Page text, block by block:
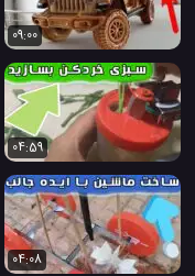
09:00
04:59
04:08